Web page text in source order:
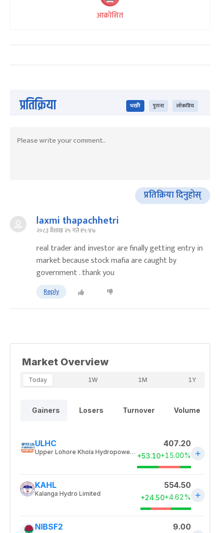
आक्रोशित
प्रतिक्रिया भर्खरै पुराना लोकप्रिय
प्रतिक्रिया दिनुहोस्
laxmi thapachhetri
२०८३ वैशाख २५ गते १५:४७
real trader and investor are finally getting entry in
market because stock mafia are caught by
government . thank you
Reply